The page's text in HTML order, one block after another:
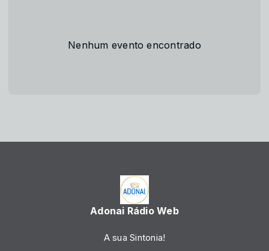
Nenhum evento encontrado
Adonai Rádio Web
A sua Sintonia!